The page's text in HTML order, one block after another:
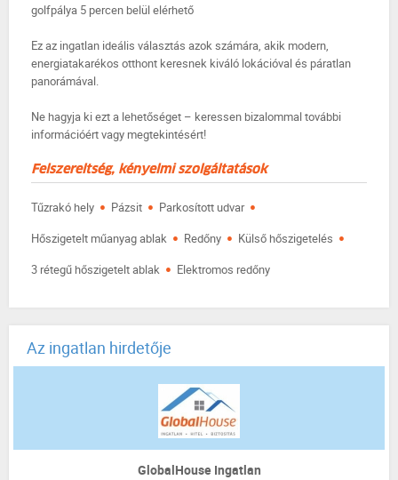
golfpálya 5 percen belül elérhető
Ez az ingatlan ideális választás azok számára, akik modern,
energiatakarékos otthont keresnek kiváló lokációval és páratlan
panorámával.
Ne hagyja ki ezt a lehetőséget – keressen bizalommal további
információért vagy megtekintésért!
Felszereltség, kényelmi szolgáltatások
Tűzrakó hely · Pázsit · Parkosított udvar ·
Hőszigetelt műanyag ablak · Redőny · Külső hőszigetelés ·
3 rétegű hőszigetelt ablak · Elektromos redőny
Az ingatlan hirdetője
GlobalHouse Ingatlan